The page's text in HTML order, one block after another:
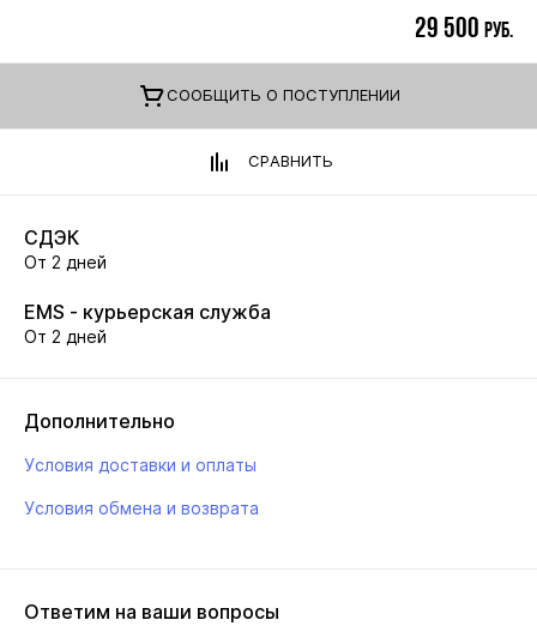
29 500 руб.
CООБЩИТЬ О ПОСТУПЛЕНИИ
СРАВНИТЬ
СДЭК
От 2 дней
EMS - курьерская служба
От 2 дней
Дополнительно
Условия доставки и оплаты
Условия обмена и возврата
Ответим на ваши вопросы